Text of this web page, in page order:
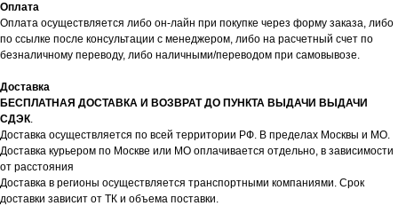
Оплата
Оплата осуществляется либо он-лайн при покупке через форму заказа, либо
по ссылке после консультации с менеджером, либо на расчетный счет по
безналичному переводу, либо наличными/переводом при самовывозе.
Доставка
БЕСПЛАТНАЯ ДОСТАВКА И ВОЗВРАТ ДО ПУНКТА ВЫДАЧИ ВЫДАЧИ
СДЭК.
Доставка осуществляется по всей территории РФ. В пределах Москвы и МО.
Доставка курьером по Москве или МО оплачивается отдельно, в зависимости
от расстояния
Доставка в регионы осуществляется транспортными компаниями. Срок
доставки зависит от ТК и объема поставки.